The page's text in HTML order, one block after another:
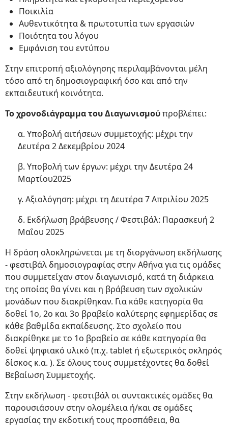
Ποικιλία
Αυθεντικότητα & πρωτοτυπία των εργασιών
Ποιότητα του λόγου
Εμφάνιση του εντύπου
Στην επιτροπή αξιολόγησης περιλαμβάνονται μέλη
τόσο από τη δημοσιογραφική όσο και από την
εκπαιδευτική κοινότητα.
Το χρονοδιάγραμμα του Διαγωνισμούπροβλέπει:
α. Υποβολή αιτήσεων συμμετοχής: μέχρι την
Δευτέρα 2 Δεκεμβρίου 2024
β. Υποβολή των έργων: μέχρι την Δευτέρα 24
Μαρτίου2025
γ. Αξιολόγηση: μέχρι τη Δευτέρα 7 Απριλίου 2025
δ. Εκδήλωση βράβευσης / Φεστιβάλ: Παρασκευή 2
Μαΐου 2025
Η δράση ολοκληρώνεται με τη διοργάνωση εκδήλωσης
- φεστιβάλ δημοσιογραφίας στην Αθήνα για τις ομάδες
που συμμετείχαν στον διαγωνισμό, κατά τη διάρκεια
της οποίας θα γίνει και η βράβευση των σχολικών
μονάδων που διακρίθηκαν. Για κάθε κατηγορία θα
δοθεί 1ο, 2ο και 3ο βραβείο καλύτερης εφημερίδας σε
κάθε βαθμίδα εκπαίδευσης. Στο σχολείο που
διακρίθηκε με το 1ο βραβείο σε κάθε κατηγορία θα
δοθεί ψηφιακό υλικό (π.χ. tablet ή εξωτερικός σκληρός
δίσκος κ.α. ). Σε όλους τους συμμετέχοντες θα δοθεί
Βεβαίωση Συμμετοχής.
Στην εκδήλωση - φεστιβάλ οι συντακτικές ομάδες θα
παρουσιάσουν στην ολομέλεια ή/και σε ομάδες
εργασίας την εκδοτική τους προσπάθεια, θα